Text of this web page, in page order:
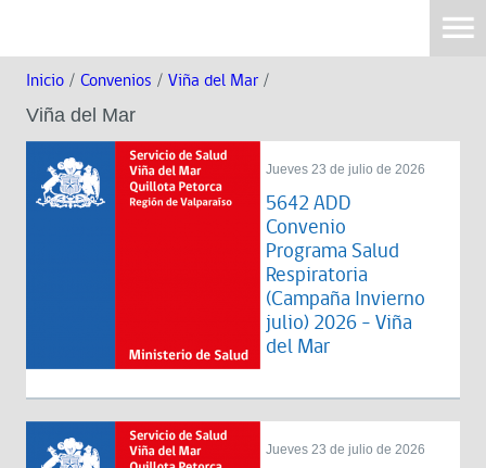
Inicio / Convenios / Viña del Mar /
Viña del Mar
Jueves 23 de julio de 2026
5642 ADD
Convenio
Programa Salud
Respiratoria
(Campaña Invierno
julio) 2026 - Viña
del Mar
Jueves 23 de julio de 2026